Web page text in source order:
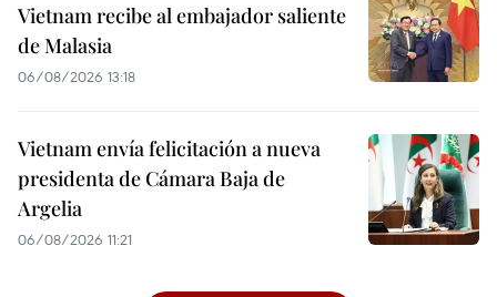
Vietnam recibe al embajador saliente
de Malasia
06/08/2026 13:18
Vietnam envía felicitación a nueva
presidenta de Cámara Baja de
Argelia
06/08/2026 11:21